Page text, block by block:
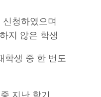
청하였으며
지 않은 학생
학생 중 한 번도
지난 학기